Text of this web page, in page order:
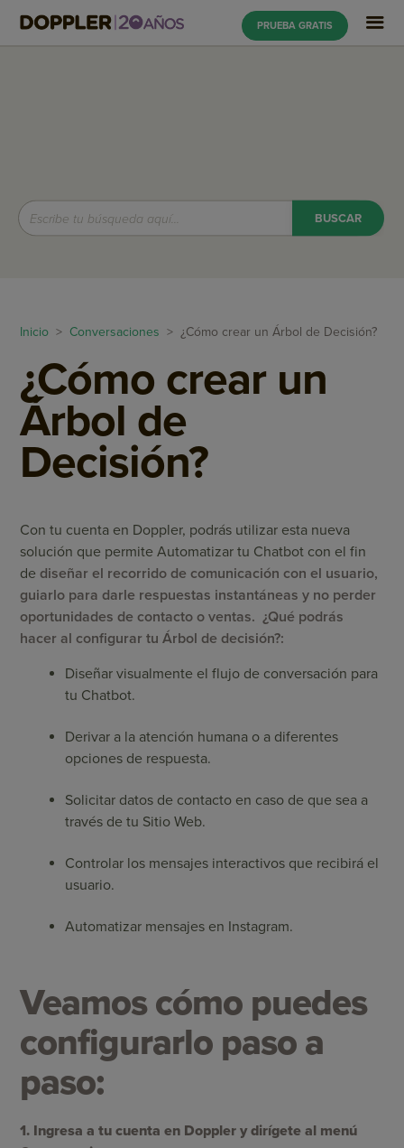
PRUEBA GRATIS
Inicio > Conversaciones > ¿Cómo crear un Árbol de Decisión?
¿Cómo crear un
Árbol de
Decisión?
Contu cuenta en Doppler, podrás utilizar esta nueva
solución que permite Automatizar tu Chatbot con el fin
dediseñar el recorrido de comunicación con el usuario,
guiarlo para darle respuestas instantáneas y no perder
oportunidades de contacto o ventas. ¿Qué podrás
hacer al configurar tu Árbol de decisión?:
Diseñar visualmente el flujo de conversación para
tu Chatbot.
Derivar a la atención humana o a diferentes
opciones de respuesta.
Solicitar datos de contacto en caso de que sea a
través de tu Sitio Web.
Controlar los mensajes interactivos que recibirá el
usuario.
Automatizar mensajes en Instagram.
Veamos cómo puedes
configurarlo paso a
paso:
1. Ingresa a tu cuenta en Doppler y dirígete al menú